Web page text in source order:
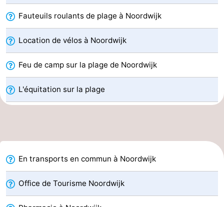
et
manger
Événements
Pratiques
Forum
Route
-
Hollande-
Septentrionale
-
Fauteuils roulants de plage à Noordwijk
Location de vélos à Noordwijk
Feu de camp sur la plage de Noordwijk
L'équitation sur la plage
En transports en commun à Noordwijk
Office de Tourisme Noordwijk